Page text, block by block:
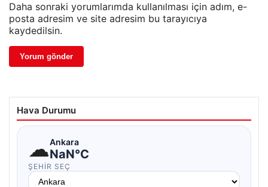
Daha sonraki yorumlarımda kullanılması için adım, e-
posta adresim ve site adresim bu tarayıcıya
kaydedilsin.
Hava Durumu
☁Ankara
NaN°C
ŞEHIR SEÇ